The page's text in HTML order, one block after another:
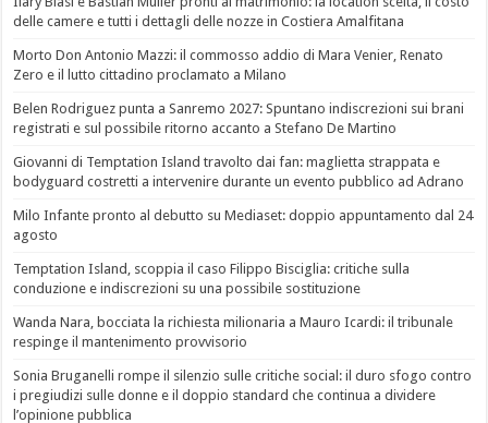
delle camere e tutti i dettagli delle nozze in Costiera Amalfitana
Morto Don Antonio Mazzi: il commosso addio di Mara Venier, Renato
Zero e il lutto cittadino proclamato a Milano
Belen Rodriguez punta a Sanremo 2027: Spuntano indiscrezioni sui brani
registrati e sul possibile ritorno accanto a Stefano De Martino
Giovanni di Temptation Island travolto dai fan: maglietta strappata e
bodyguard costretti a intervenire durante un evento pubblico ad Adrano
Milo Infante pronto al debutto su Mediaset: doppio appuntamento dal 24
agosto
Temptation Island, scoppia il caso Filippo Bisciglia: critiche sulla
conduzione e indiscrezioni su una possibile sostituzione
Wanda Nara, bocciata la richiesta milionaria a Mauro Icardi: il tribunale
respinge il mantenimento provvisorio
Sonia Bruganelli rompe il silenzio sulle critiche social: il duro sfogo contro
i pregiudizi sulle donne e il doppio standard che continua a dividere
l’opinione pubblica